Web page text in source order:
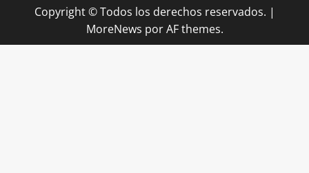
Copyright © Todos los derechos reservados. |
MoreNews por AF themes.